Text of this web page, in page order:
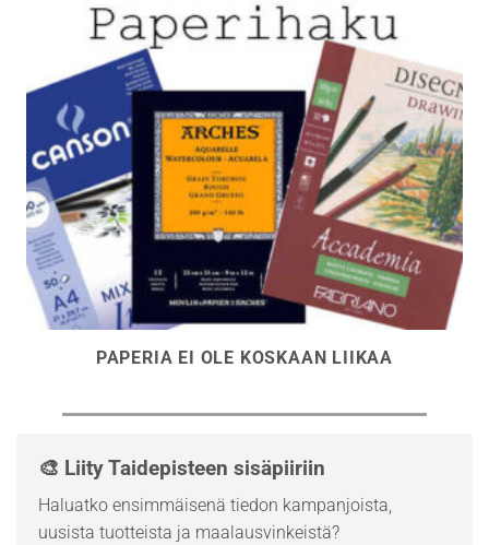
PAPERIA EI OLE KOSKAAN LIIKAA
🎨 Liity Taidepisteen sisäpiiriin
Haluatko ensimmäisenä tiedon kampanjoista,
uusista tuotteista ja maalausvinkeistä?